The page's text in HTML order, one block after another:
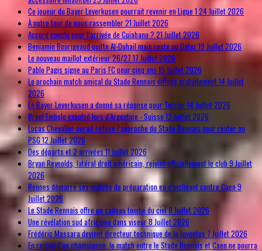
Ce joueur du Bayer Leverkusen pourrait revenir en Ligue 124 Juillet 2026
À notre tour de nous rassembler21 Juillet 2026
Accord conclu pour l’arrivée de Cuiabano ?21 Juillet 2026
Benjamin Bourigeaud quitte Al-Duhail mais reste au Qatar19 Juillet 2026
Le nouveau maillot extérieur 26/2717 Juillet 2026
Pablo Pagis signe au Paris FC pour cinq ans 15 Juillet 2026
Le prochain match amical du Stade Rennais diffusé gratuitement14 Juillet
2026
Le Bayer Leverkusen a donné sa réponse pour Terrier14 Juillet 2026
Breel Embolo expulsé lors d’Argentine - Suisse 12 Juillet 2026
Lucas Chevalier aurait refusé l’approche du Stade Rennais pour rester au
PSG12 Juillet 2026
Des départs et 2 arrivées11 Juillet 2026
Bryan Reynolds, latéral droit américain, rejoint officiellement le club 9 Juillet
2026
Rennes démarre ses matchs de préparation en s’inclinant contre Caen9
Juillet 2026
Le Stade Rennais offre un cadeau tombé du ciel8 Juillet 2026
Une révélation sud africaine dans viseur8 Juillet 2026
Frédéric Massara devient directeur technique de la Juventus 7 Juillet 2026
En raison d’un champignon, le match entre le Stade Rennais et Caen ne pourra